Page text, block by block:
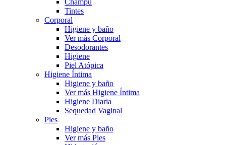
Champú
Tintes
Corporal
Higiene y baño
Ver más Corporal
Desodorantes
Higiene
Piel Atópica
Higiene Íntima
Higiene y baño
Ver más Higiene Íntima
Higiene Diaria
Sequedad Vaginal
Pies
Higiene y baño
Ver más Pies